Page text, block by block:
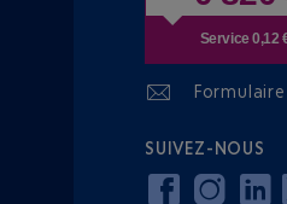
Service 0,12
SUIVEZ-NOUS